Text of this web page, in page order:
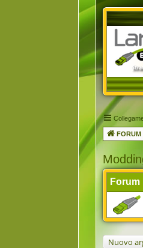
FORUM
Forum
Nuovo